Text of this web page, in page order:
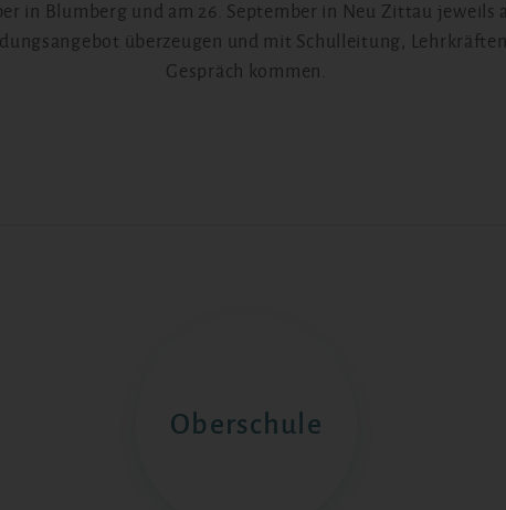
in Blumberg und am 26. September in Neu Zittau jeweils
überzeugen und mit Schulleitung,
Gespräch kommen.
Oberschule